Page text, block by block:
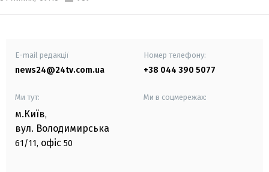
E-mail редакції
news24@24tv.com.ua
Номер телефону:
+38 044 390 5077
Ми тут:
м.Київ,
вул. Володимирська
61/11, офіс 50
Ми в соцмережах: